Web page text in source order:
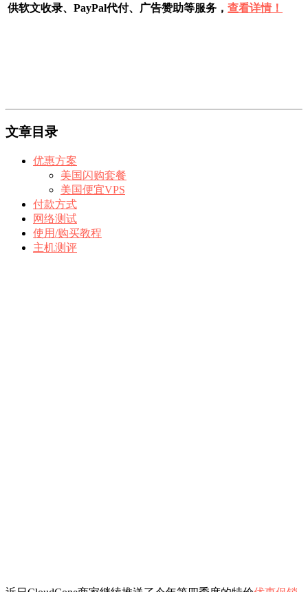
供软文收录、PayPal代付、广告赞助等服务， 查看详情！
文章目录
优惠方案
美国闪购套餐
美国便宜VPS
付款方式
网络测试
使用/购买教程
主机测评